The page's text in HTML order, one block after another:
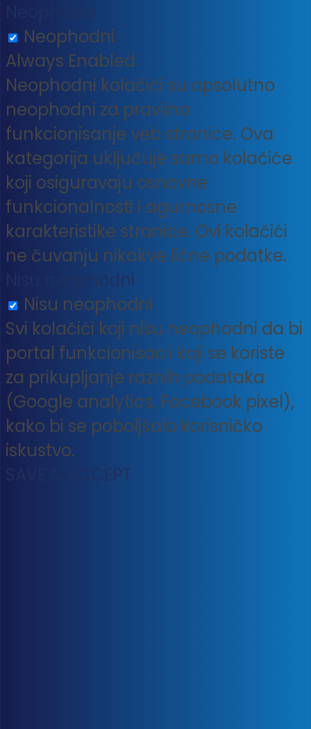
Neophodni
Always Enabled
Neophodni kolačići su apsolutno
neophodni za pravilno
funkcionisanje veb stranice. Ova
kategorija uključuje samo kolačiće
koji osiguravaju osnovne
funkcionalnosti i sigurnosne
karakteristike stranice. Ovi kolačići
ne čuvanju nikakve lične podatke.
Nisu neophodni
Nisu neophodni
Svi kolačići koji nisu neophodni da bi
portal funkcionisao i koji se koriste
za prikupljanje raznih podataka
(Google analytics, Facebook pixel),
kako bi se poboljšalo korisničko
iskustvo.
SAVE & ACCEPT